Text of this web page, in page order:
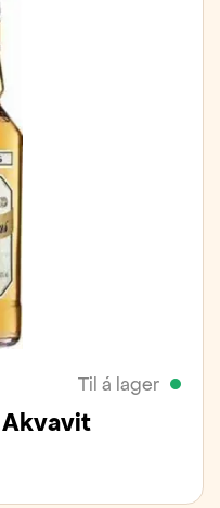
Til á lager